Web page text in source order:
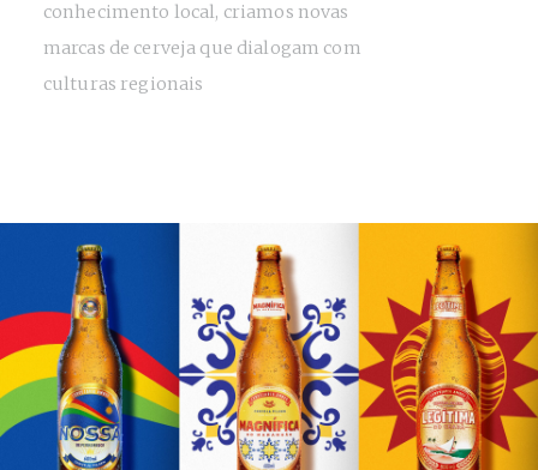
conhecimento local, criamos novas
marcas de cerveja que dialogam com
culturas regionais